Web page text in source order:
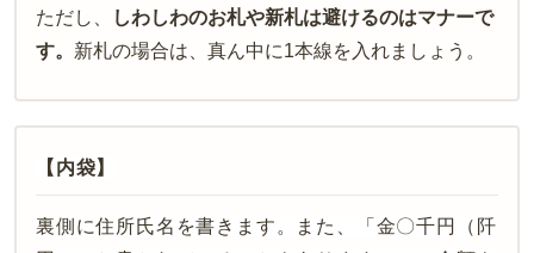
ただし、
しわしわのお札や新札は避けるのはマナーで
す。 新札の場合は、真ん中に1本線を入れましょう。
【内袋】
裏側に住所氏名を書きます。また、「金〇千円（阡